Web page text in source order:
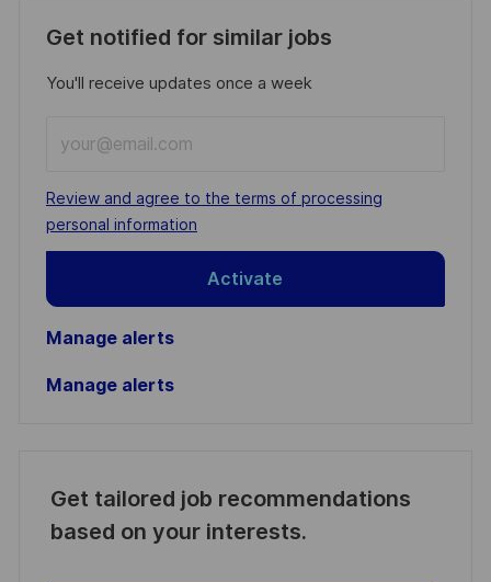
Get notified for similar jobs
You'll receive updates once a week
Email
address
(Required)
Required
Review and agree to the terms of processing
personal information
Activate
Manage alerts
Manage alerts
Get tailored job recommendations
based on your interests.